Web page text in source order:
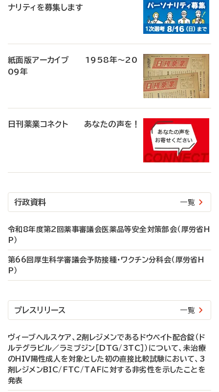
ナリティを募集します
紙面版アーカイブ 1958年～20
09年
日刊薬業コネクト あなたの声を！
行政資料 一覧
令和8年度第2回薬事審議会医薬品等安全対策部会（厚労省H
P）
第66回厚生科学審議会予防接種・ワクチン分科会（厚労省H
P）
プレスリリース 一覧
ヴィーブヘルスケア、2剤レジメンであるドウベイト配合錠（ド
ルテグラビル／ラミブジン［DTG/3TC］）について、未治療
のHIV陽性成人を対象とした初の直接比較試験において、3
剤レジメンBIC/FTC/TAFに対する非劣性を示したことを
発表